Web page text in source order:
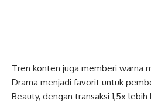
Tren konten juga memberi warna
Drama menjadi favorit untuk
Beauty, dengan transaksi 1,5x